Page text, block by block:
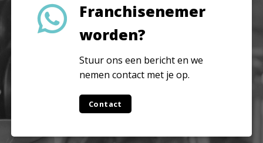
Franchisenemer
worden?
Stuur ons een bericht en we
nemen contact met je op.
Contact